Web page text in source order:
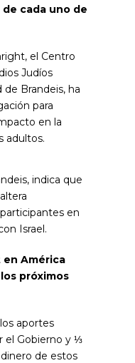
cada uno de
el Centro
Judíos
de Brandeis, ha
para
en la
adultos.
indica que
en
Israel.
en América
próximos
aportes
el Gobierno y ⅓
de estos